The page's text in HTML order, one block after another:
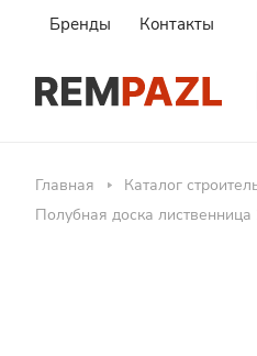
Бренды Контакты
Главная Каталог
Полубная доска